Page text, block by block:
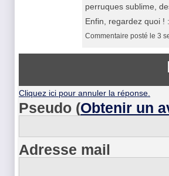
perruques sublime,
Enfin, regardez quoi !
Commentaire posté le 3
Cliquez ici pour annuler la réponse.
Pseudo (Obtenir un
Adresse mail